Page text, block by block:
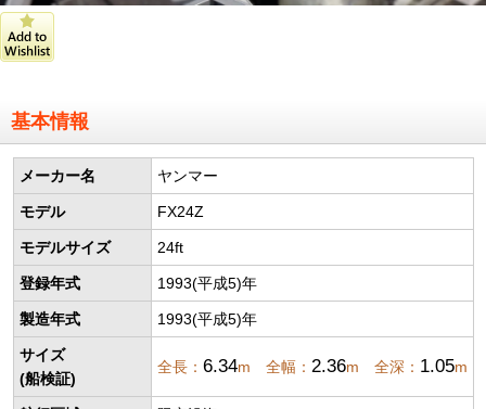
基本情報
メーカー名 ヤンマー
モデル FX24Z
モデルサイズ 24ft
登録年式 1993(平成5)年
製造年式 1993(平成5)年
サイズ
(船検証)
全長： 6.34m 全幅： 2.36m 全深： 1.05m